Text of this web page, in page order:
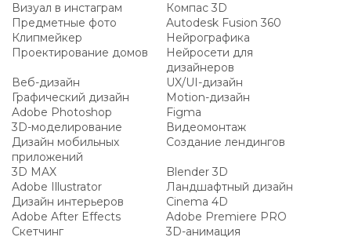
Визуал в инстаграм
Компас 3D
Предметные фото
Autodesk Fusion 360
Клипмейкер
Нейрографика
Проектирование домов
Нейросети для
дизайнеров
Веб-дизайн
UX/UI-дизайн
Графический дизайн
Motion-дизайн
Adobe Photoshop
Figma
3D-моделирование
Видеомонтаж
Дизайн мобильных
приложений
Создание лендингов
3D MAX
Blender 3D
Adobe Illustrator
Ландшафтный дизайн
Дизайн интерьеров
Cinema 4D
Adobe After Effects
Adobe Premiere PRO
Скетчинг
3D-анимация